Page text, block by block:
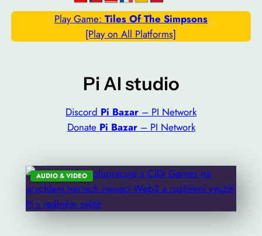
Play Game: Tiles Of The Simpsons
[Play on All Platforms]
Pi AI studio
Discord Pi Bazar – PI Network
Donate Pi Bazar – PI Network
AUDIO & VIDEO